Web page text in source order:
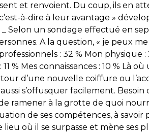
et renvoient. Du coup, ils en
à-dire à leur avantage »
Selon un sondage effectué en
A la question, « je peux
: 32 % Mon physique :
% Mes connaissances : 10 % Là
d’une nouvelle coiffure ou
s’offusquer facilement. Besoin
ramener à la grotte de quoi
de ses compétences, à savoir
où il se surpasse et mène ses